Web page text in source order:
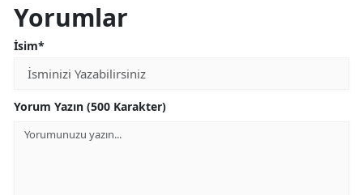
Yorumlar
İsim*
Yorum Yazın (500 Karakter)